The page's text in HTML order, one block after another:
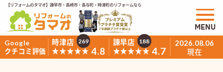
【リフォームのタマオ】諫早市・長崎市・長与町・時津町のリフォームなら
Google
クチコミ評価
時津店
★★★★★ 4.8
269
諫早店
★★★★★ 4.7
188 2026.08.06
現在
MENU